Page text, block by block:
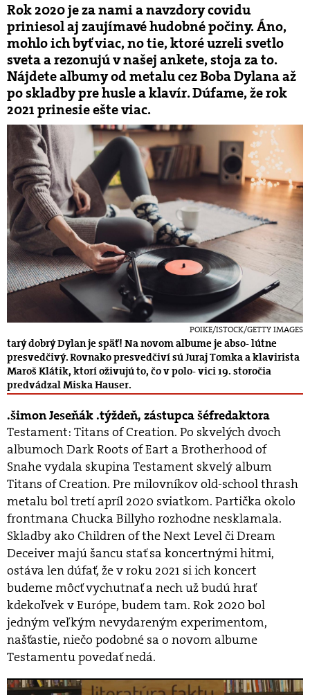
Rok 2020 je za nami a navzdory covidu
priniesol aj zaujímavé hudobné počiny. Áno,
mohlo ich byť viac, no tie, ktoré uzreli svetlo
sveta a rezonujú v našej ankete, stoja za to.
Nájdete albumy od metalu cez Boba Dylana až
po skladby pre husle a klavír. Dúfame, že rok
2021 prinesie ešte viac.
POIKE/ISTOCK/GETTY IMAGES
tarý dobrý Dylan je späť! Na novom albume je abso- lútne
presvedčivý. Rovnako presvedčiví sú Juraj Tomka a klavirista
Maroš Klátik, ktorí oživujú to, čo v polo- vici 19. storočia
predvádzal Miska Hauser.
šimon Jeseňák .týždeň, zástupca šéfredaktora
Testament: Titans of Creation. Po skvelých dvoch
albumoch Dark Roots of Eart a Brotherhood of
Snahe vydala skupina Testament skvelý album
Titans of Creation. Pre milovníkov old-school thrash
metalu bol tretí apríl 2020 sviatkom. Partička okolo
frontmana Chucka Billyho rozhodne nesklamala.
Skladby ako Children of the Next Level či Dream
Deceiver majú šancu stať sa koncertnými hitmi,
ostáva len dúfať, že v roku 2021 si ich koncert
budeme môcť vychutnať a nech už budú hrať
kdekoľvek v Európe, budem tam. Rok 2020 bol
jedným veľkým nevydareným experimentom,
našťastie, niečo podobné sa o novom albume
Testamentu povedať nedá.